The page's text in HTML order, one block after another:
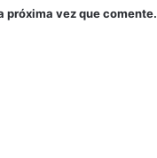
próxima vez que comente.